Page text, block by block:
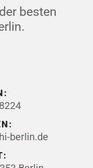
besten
berlin.de